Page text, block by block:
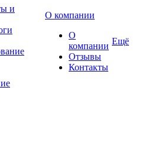
и
О компании
О
компании
Отзывы
Контакты
Ещё